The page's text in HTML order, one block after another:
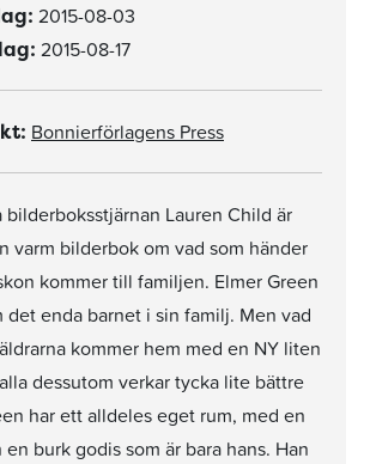
2015-08-03
2015-08-17
Bonnierförlagens Press
Lauren Child är
varm bilderbok om vad som händer
kommer till familjen. Elmer Green
det enda barnet i sin familj. Men vad
kommer hem med en NY liten
dessutom verkar tycka lite bättre
har ett alldeles eget rum, med en
burk godis som är bara hans. Han